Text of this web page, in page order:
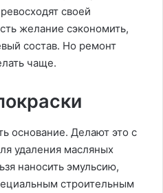
своей
желание сэкономить,
состав. Но ремонт
чаще.
основание. Делают это с
удаления масляных
наносить эмульсию,
строительным